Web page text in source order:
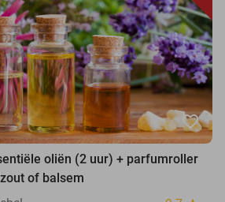
favorite_border
oliën (2 uur) + parfumroller
of balsem